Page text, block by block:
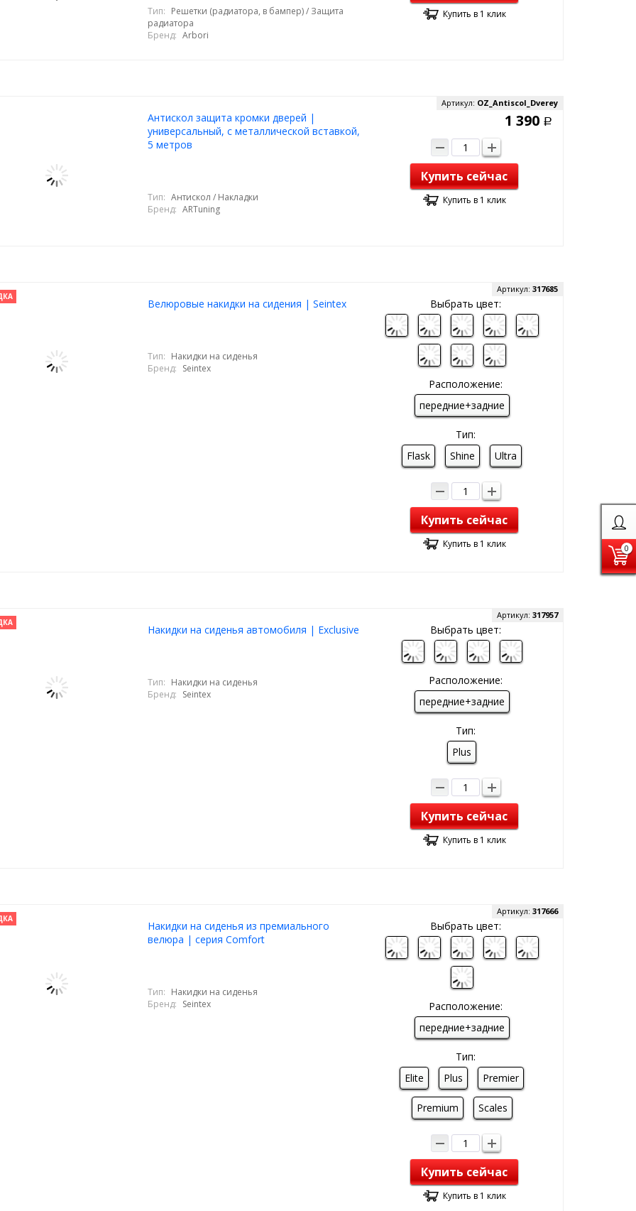
0
Тип: Решетки (радиатора, в бампер) / Защита
радиатора
Бренд: Arbori
Купить в 1 клик
Антискол защита кромки дверей |
универсальный, с металлической вставкой,
5 метров
Артикул: OZ_Antiscol_Dverey
Тип: Антискол / Накладки
Бренд: ARTuning
1 390 Р
Купить сейчас
Купить в 1 клик
Велюровые накидки на сидения | Seintex
Артикул: 317685
Тип: Накидки на сиденья
Бренд: Seintex
Выбрать цвет:
Расположение:
передние+задние
Тип:
Flask
Shine Ultra
Купить сейчас
Купить в 1 клик
Накидки на сиденья автомобиля | Exclusive
Артикул: 317957
Тип: Накидки на сиденья
Бренд: Seintex
Выбрать цвет:
Расположение:
передние+задние
Тип:
Plus
Купить сейчас
Купить в 1 клик
Накидки на сиденья из премиального
велюра | серия Comfort
Артикул: 317666
Тип: Накидки на сиденья
Бренд: Seintex
Выбрать цвет:
Расположение:
передние+задние
Тип:
Elite
Plus Premier
Premium Scales
Купить сейчас
Купить в 1 клик